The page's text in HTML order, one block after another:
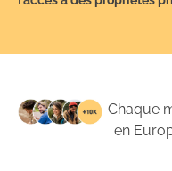
Chaque
en